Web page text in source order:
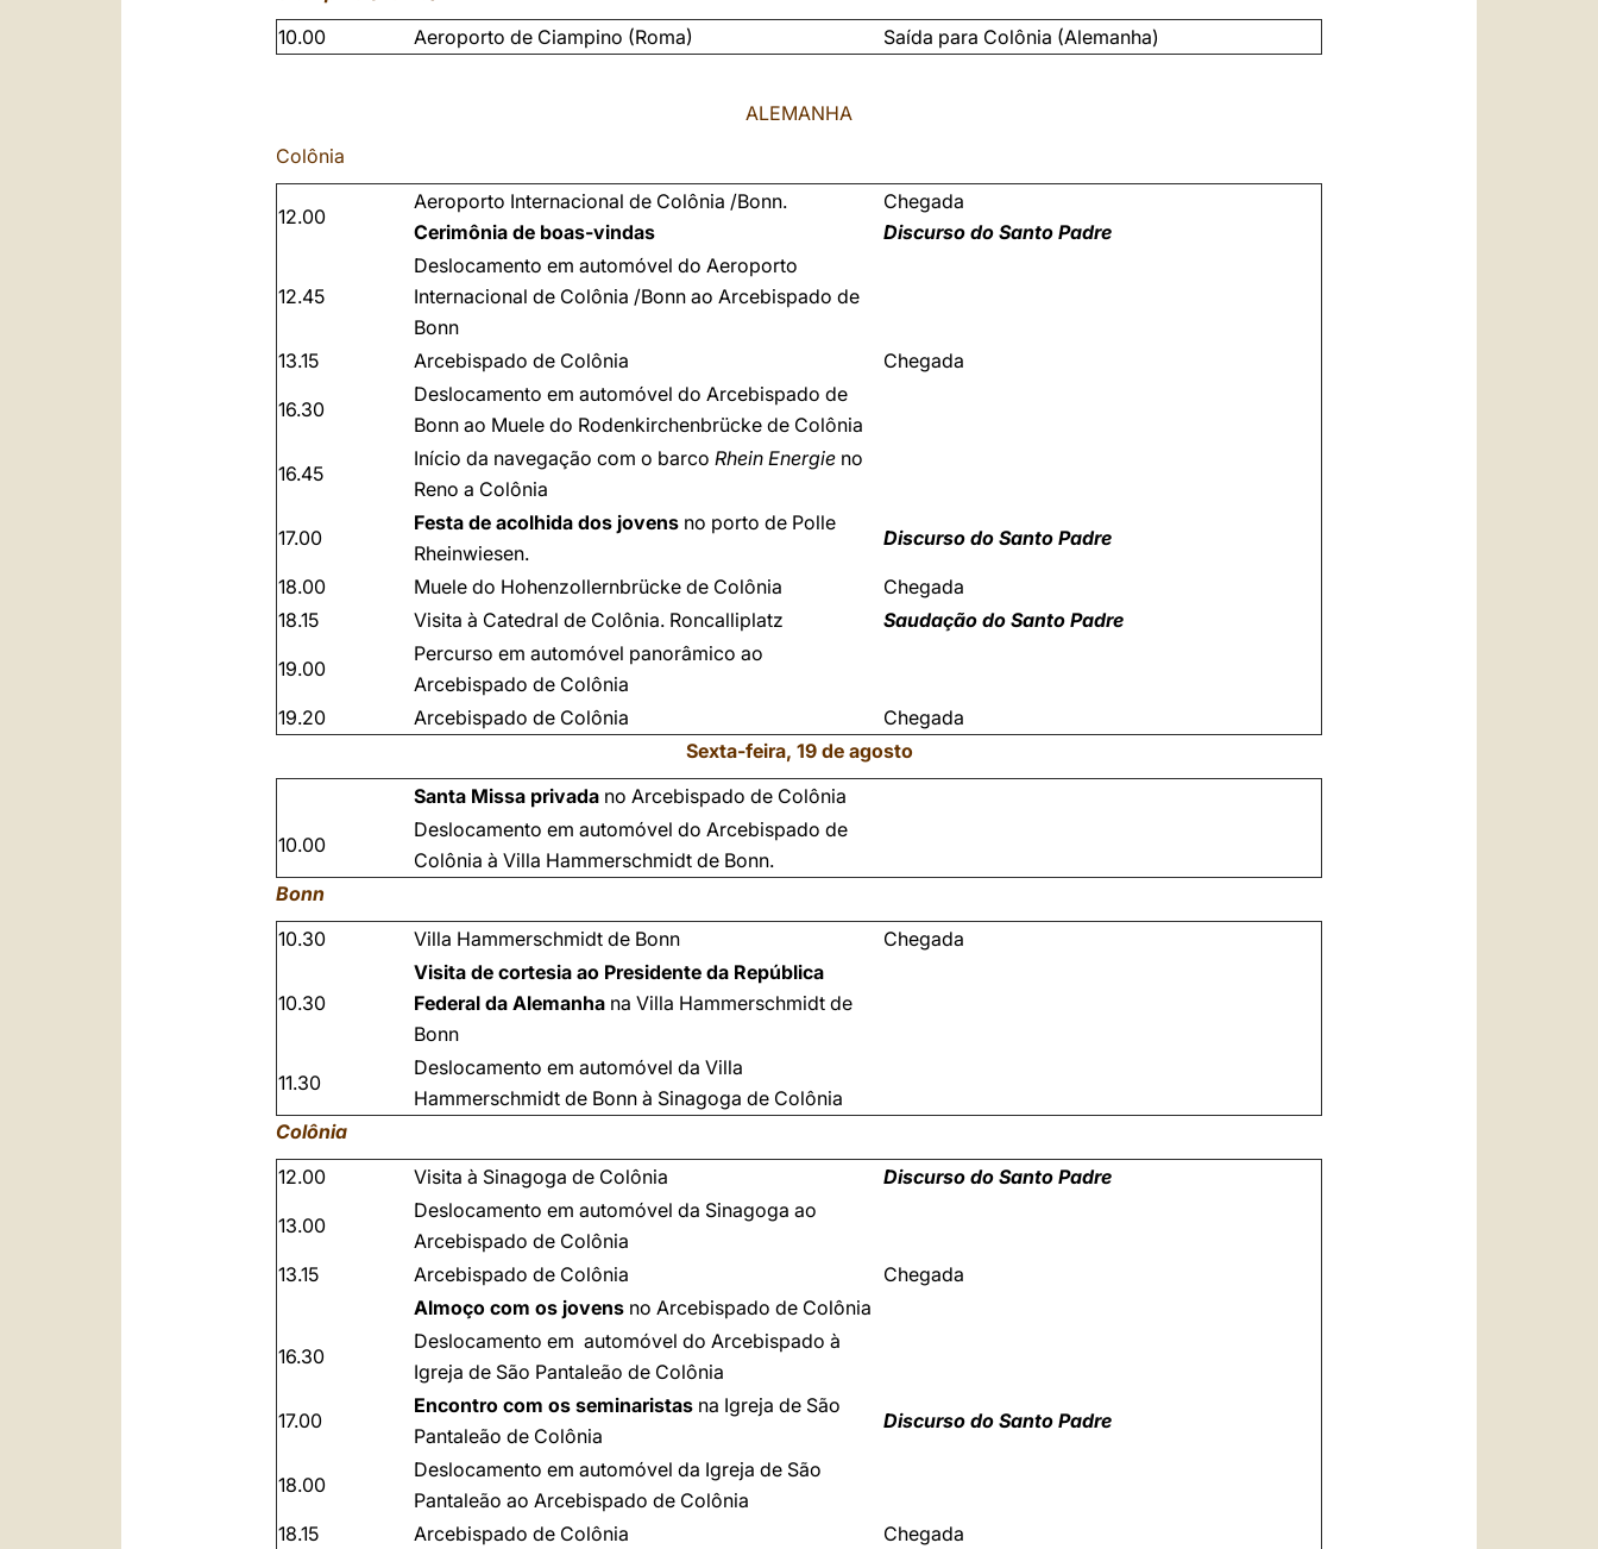
10.00
Aeroporto de Ciampino (Roma) Saída para Colônia (Alemanha)
ALEMANHA
Colônia
12.00
Aeroporto Internacional de Colônia /Bonn.
Cerimônia de boas-vindas
Chegada
Discurso do Santo Padre
12.45
Deslocamento em automóvel do Aeroporto
Internacional de Colônia /Bonn ao Arcebispado de
Bonn
13.15
Arcebispado de Colônia Chegada
16.30
Deslocamento em automóvel do Arcebispado de
Bonn ao Muele do Rodenkirchenbrücke de Colônia
16.45
Início da navegação com o barco Rhein Energie no
Reno a Colônia
17.00
Festa de acolhida dos jovens no porto de Polle
Rheinwiesen.
Discurso do Santo Padre
18.00 Muele do Hohenzollernbrücke de Colônia
Chegada
18.15
Visita à Catedral de Colônia. Roncalliplatz Saudação do Santo Padre
19.00
Percurso em automóvel panorâmico ao
Arcebispado de Colônia
19.20
Arcebispado de Colônia
Chegada
Sexta-feira, 19 de agosto
Santa Missa privada no Arcebispado de Colônia
10.00
Deslocamento em automóvel do Arcebispado de
Colônia à Villa Hammerschmidt de Bonn.
Bonn
10.30
Villa Hammerschmidt de Bonn Chegada
10.30
Visita de cortesia ao Presidente da República
Federal da Alemanha na Villa Hammerschmidt de
Bonn
11.30
Deslocamento em automóvel da Villa
Hammerschmidt de Bonn à Sinagoga de Colônia
Colônia
12.00
Visita à Sinagoga de Colônia Discurso do Santo Padre
13.00
Deslocamento em automóvel da Sinagoga ao
Arcebispado de Colônia
13.15
Arcebispado de Colônia
Chegada
Almoço com os jovens no Arcebispado de Colônia
16.30
Deslocamento em automóvel do Arcebispado à
Igreja de São Pantaleão de Colônia
17.00
Encontro com os seminaristas na Igreja de São
Pantaleão de Colônia
Discurso do Santo Padre
18.00
Deslocamento em automóvel da Igreja de São
Pantaleão ao Arcebispado de Colônia
18.15
Arcebispado de Colônia
Chegada